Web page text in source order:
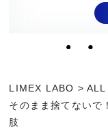
LIMEX LABO > ALL
そのまま捨てないで
肢